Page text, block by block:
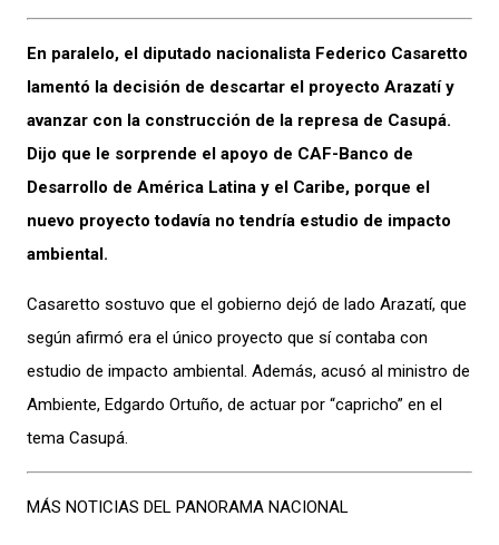
En paralelo, el diputado nacionalista Federico Casaretto
lamentó la decisión de descartar el proyecto Arazatí y
avanzar con la construcción de la represa de Casupá.
Dijo que le sorprende el apoyo de CAF-Banco de
Desarrollo de América Latina y el Caribe, porque el
nuevo proyecto todavía no tendría estudio de impacto
ambiental.
Casaretto sostuvo que el gobierno dejó de lado Arazatí, que
según afirmó era el único proyecto que sí contaba con
estudio de impacto ambiental. Además, acusó al ministro de
Ambiente, Edgardo Ortuño, de actuar por “capricho” en el
tema Casupá.
MÁS NOTICIAS DEL PANORAMA NACIONAL